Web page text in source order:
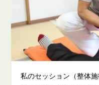
私のセッション（整体